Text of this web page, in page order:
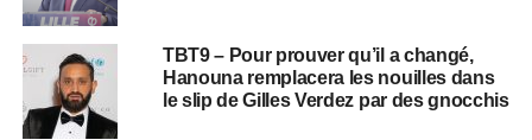
TBT9 – Pour prouver qu’il a changé,
Hanouna remplacera les nouilles dans
le slip de Gilles Verdez par des gnocchis